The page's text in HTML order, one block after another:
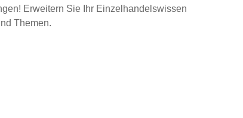
Erweitern Sie Ihr Einzelhandelswissen
Themen.